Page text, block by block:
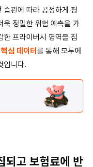
습관에 따라 공정하게 평
욱 정밀한 위험 예측을 가
프라이버시 영역을 침
심 데이터 를 통해 모두에
입니다.
되고 보험료에 반